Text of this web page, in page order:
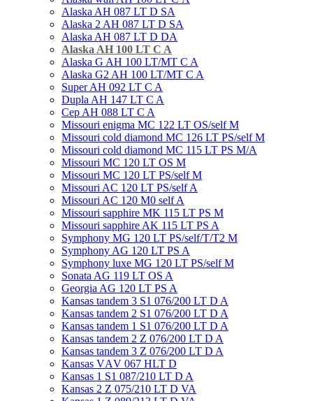
Alaska AH 087 LT D SA
Alaska 2 AH 087 LT D SA
Alaska AH 087 LT D DA
Alaska AH 100 LT C A
Alaska G AH 100 LT/MT C A
Alaska G2 AH 100 LT/MT C A
Super AH 092 LT C A
Dupla AH 147 LT C A
Cep AH 088 LT C A
Missouri enigma MC 122 LT OS/self M
Missouri cold diamond MC 126 LT PS/self M
Missouri cold diamond MC 115 LT PS M/A
Missouri MC 120 LT OS M
Missouri MC 120 LT PS/self M
Missouri AC 120 LT PS/self A
Missouri AC 120 М0 self A
Missouri sapphire MK 115 LT PS M
Missouri sapphire AK 115 LT PS A
Symphony MG 120 LT PS/self/T/T2 M
Symphony AG 120 LT PS A
Symphony luxe MG 120 LT PS/self M
Sonata AG 119 LT OS A
Georgia AG 120 LT PS A
Kansas tandem 3 S1 076/200 LT D A
Kansas tandem 2 S1 076/200 LT D A
Kansas tandem 1 S1 076/200 LT D A
Kansas tandem 2 Z 076/200 LT D A
Kansas tandem 3 Z 076/200 LT D A
Kansas VАV 067 HLT D
Kansas 1 S1 087/210 LT D A
Kansas 2 Z 075/210 LT D VA